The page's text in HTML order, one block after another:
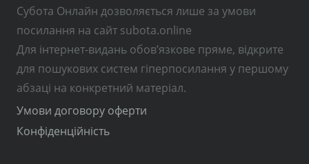
Субота Онлайн дозволяється лише за умови
посилання на сайт subota.online
Для інтернет-видань обов’язкове пряме, відкрите
для пошукових систем гіперпосилання у першому
абзаці на конкретний матеріал.
Умови договору оферти
Конфіденційність